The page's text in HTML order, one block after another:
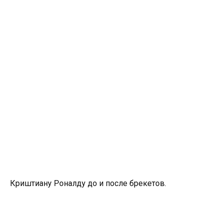
Криштиану Роналду до и после брекетов.